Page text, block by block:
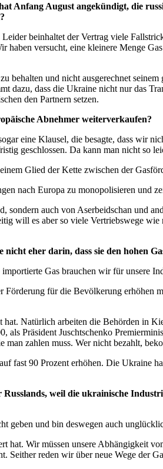
Anfang August angekündigt, die
beinhaltet der Vertrag viele
haben versucht, eine kleinere Menge
behalten und nicht ausgerechnet
dazu, dass die Ukraine nicht nur das
den Partnern setzen.
Abnehmer weiterverkaufen?
eine Klausel, die besagte, dass wir
geschlossen. Da kann man nicht so
Glied der Kette zwischen der
nach Europa zu monopolisieren und
auch von Aserbeidschan und
will es aber so viele Vertriebswege
eher darin, dass sie den hohen
Gas brauchen wir für unsere
für die Bevölkerung erhöhen
Natürlich arbeiten die Behörden in
als Präsident Juschtschenko
man zahlen muss. Wer nicht bezahlt,
fast 90 Prozent erhöhen. Die Ukraine
weil die ukrainische
geben und bin deswegen auch
hat. Wir müssen unsere Abhängigkeit
reden wir über neue Wege der